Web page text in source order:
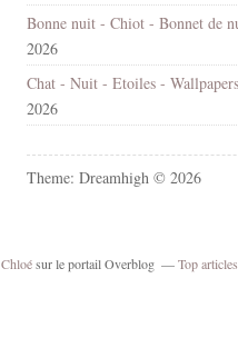
2026
2026
Theme: Dreamhigh © 2026
Chloésur le portail Overblog Top articles